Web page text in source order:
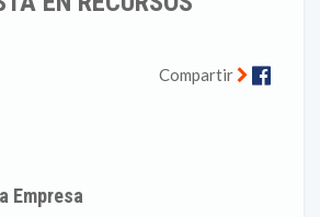
Compartir
Empresa